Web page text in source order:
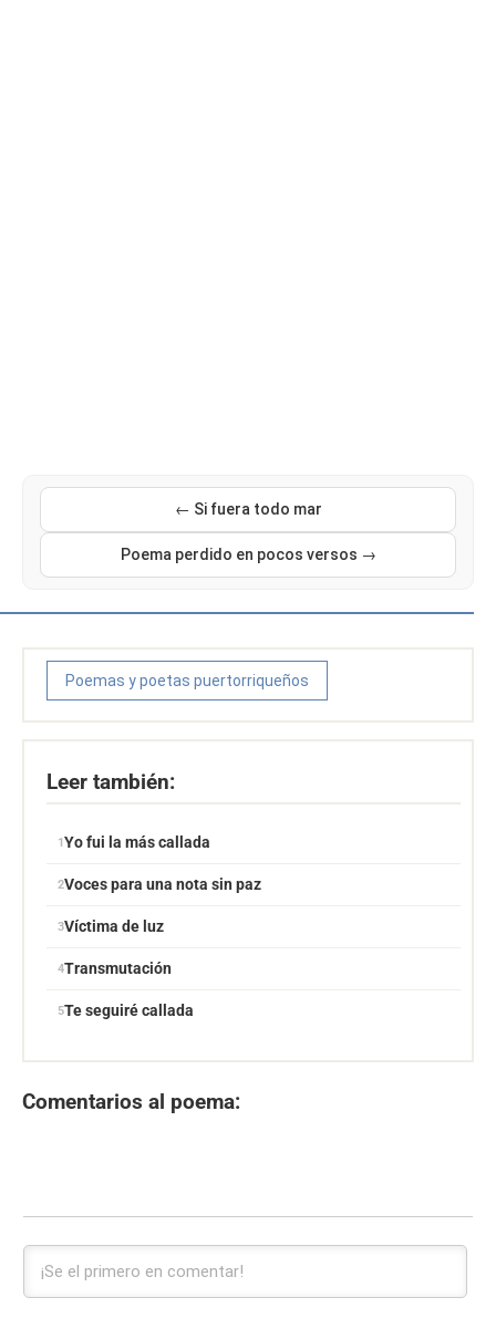
← Si fuera todo mar
Poema perdido en pocos versos →
Poemas y poetas puertorriqueños
Leer también:
Yo fui la más callada
Voces para una nota sin paz
Víctima de luz
Transmutación
Te seguiré callada
Comentarios al poema: